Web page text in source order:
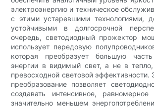
электроэнергию и техническое
с этими устаревшими технологиями,
устойчивыми в долгосрочной
очередь, светодиодный прожектор
использует передовую
которая преобразует большую часть
энергии в видимый свет, а не в
превосходной световой эффективности.
преобразование позволяет
создавать интенсивное,
значительно меньшем